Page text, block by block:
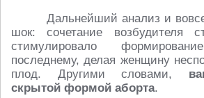
Дальнейший анализ и
шок: сочетание возбудителя
стимулировало
последнему, делая женщину
плод. Другими словами,
скрытой формой аборта.